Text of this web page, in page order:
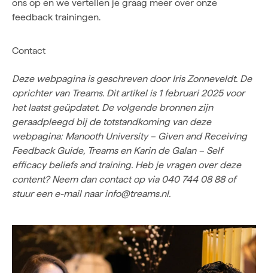
ons op en we vertellen je graag meer over onze
feedback trainingen.
Contact
Deze webpagina is geschreven doorIris Zonneveldt. De
oprichter van Treams. Dit artikel is 1 februari 2025 voor
het laatst geüpdatet. De volgende bronnen zijn
geraadpleegd bij de totstandkoming van deze
webpagina: Manooth University – Given and Receiving
Feedback Guide, Treamsen Karin de Galan – Self
efficacy beliefs and training. Heb je vragen over deze
content? Neem dan contact op via 040 744 08 88 of
stuur een e-mail naarinfo@treams.nl.